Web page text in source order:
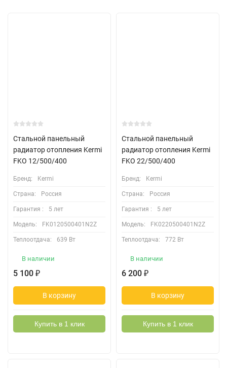
Стальной панельный
радиатор отопления Kermi
FKO 12/500/400
Бренд: Kermi
Страна: Россия
Гарантия : 5 лет
Модель: FK0120500401N2Z
Теплоотдача: 639 Вт
В наличии
5 100 ₽
В корзину
Купить в 1 клик
Стальной панельный
радиатор отопления Kermi
FKO 22/500/400
Бренд: Kermi
Страна: Россия
Гарантия : 5 лет
Модель: FK0220500401N2Z
Теплоотдача: 772 Вт
В наличии
6 200 ₽
В корзину
Купить в 1 клик